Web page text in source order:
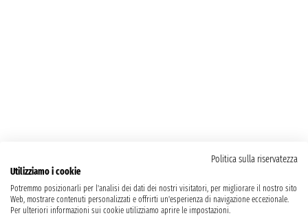
Politica sulla riservatezza
Utilizziamo i cookie
Potremmo posizionarli per l'analisi dei dati dei nostri visitatori, per migliorare il nostro sito
Web, mostrare contenuti personalizzati e offrirti un'esperienza di navigazione eccezionale.
Per ulteriori informazioni sui cookie utilizziamo aprire le impostazioni.